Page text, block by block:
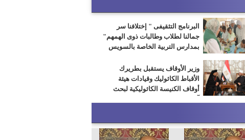
البرنامج التثقيفى " إختلافنا سر
جمالنا لطلاب وطالبات ذوى الهمهم"
بمدارس التربية الخاصة بالسويس
وزير الأوقاف يستقبل بطريرك
الأقباط الكاثوليك وقيادات هيئة
أوقاف الكنيسة الكاثوليكية لبحث